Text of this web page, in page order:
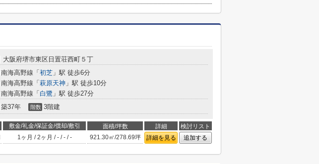
大阪府堺市東区日置荘西町５丁
南海高野線「 初芝 」駅 徒歩6分
南海高野線「 萩原天神 」駅 徒歩10分
南海高野線「 白鷺 」駅 徒歩27分
築37年 階数 3階建
敷金/礼金/保証金/償却/敷引 面積/坪数 詳細
検討リスト
1ヶ月 /2ヶ月 /- /- /- 921.30㎡/278.69坪 詳細を見る 追加する